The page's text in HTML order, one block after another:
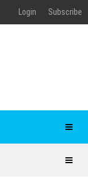
Login Subscribe